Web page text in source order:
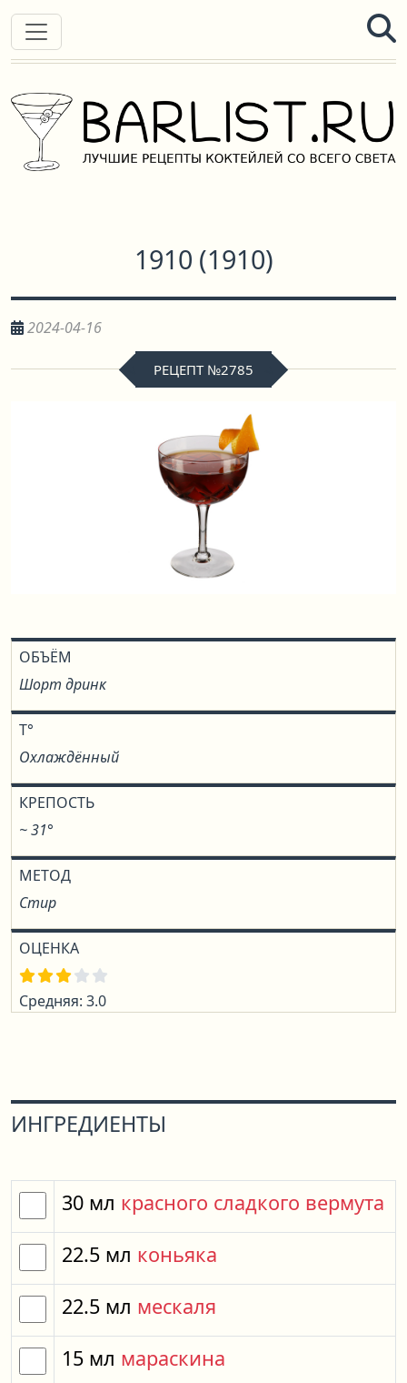
1910 (1910)
2024-04-16
РЕЦЕПТ №2785
ОБЪЁМ
Шорт дринк
T°
Охлаждённый
КРЕПОСТЬ
~ 31°
МЕТОД
Стир
ОЦЕНКА
Средняя: 3.0
ИНГРЕДИЕНТЫ
30 мл красного сладкого вермута
22.5 мл коньяка
22.5 мл мескаля
15 мл мараскина